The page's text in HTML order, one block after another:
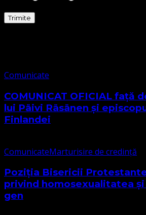
Comunicate
COMUNICAT OFICIAL față
lui Päivi Räsänen și
Finlandei
ComunicateMarturisire de credință
Poziția Bisericii
privind homosexualitatea
gen